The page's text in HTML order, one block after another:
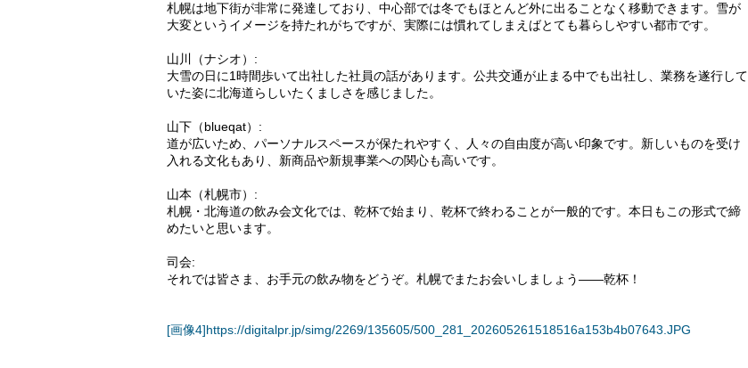
札幌は地下街が非常に発達しており、中心部では冬でもほとんど外に出ることなく移動できます。雪が
大変というイメージを持たれがちですが、実際には慣れてしまえばとても暮らしやすい都市です。
山川（ナシオ）:
大雪の日に1時間歩いて出社した社員の話があります。公共交通が止まる中でも出社し、業務を遂行して
いた姿に北海道らしいたくましさを感じました。
山下（blueqat）:
道が広いため、パーソナルスペースが保たれやすく、人々の自由度が高い印象です。新しいものを受け
入れる文化もあり、新商品や新規事業への関心も高いです。
山本（札幌市）:
札幌・北海道の飲み会文化では、乾杯で始まり、乾杯で終わることが一般的です。本日もこの形式で締
めたいと思います。
司会:
それでは皆さま、お手元の飲み物をどうぞ。札幌でまたお会いしましょう——乾杯！
[画像4]https://digitalpr.jp/simg/2269/135605/500_281_202605261518516a153b4b07643.JPG